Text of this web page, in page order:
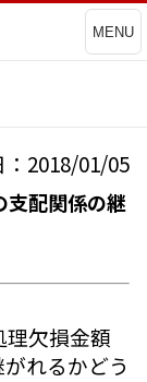
MENU
：2018/01/05
支配関係の継
欠損金額
れるかどう